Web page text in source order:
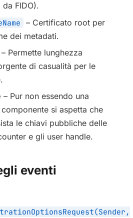
FIDO).
– Certificato root per
dei metadati.
– Permette lunghezza
di casualità per le
– Pur non essendo una
si aspetta che
le chiavi pubbliche delle
e gli user handle.
eventi